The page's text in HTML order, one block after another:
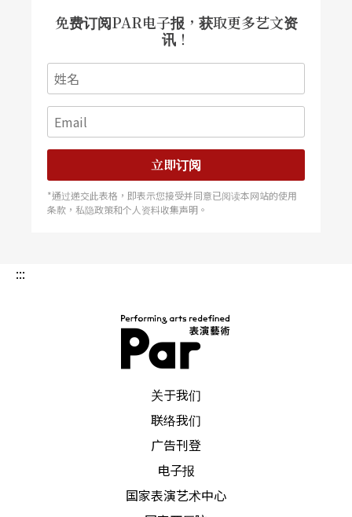
免费订阅PAR电子报，获取更多艺文资
讯！
立即订阅
*通过递交此表格，即表示您接受并同意已阅读本网站的使用
条款，私隐政策和个人资料收集声明。
:::
关于我们
联络我们
广告刊登
电子报
国家表演艺术中心